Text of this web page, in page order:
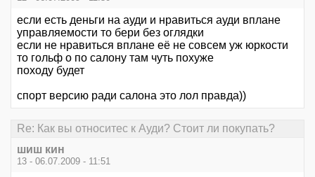
если есть деньги на ауди и нравиться ауди вплане
управляемости то бери без оглядки
если не нравиться вплане её не совсем уж юркости
то гольф о по салону там чуть похуже
походу будет
спорт версию ради салона это лол правда))
Re: Как вы относитес к Ауди? Стоит ли покупать?
шиш кин
13 - 06.07.2009 - 11:51